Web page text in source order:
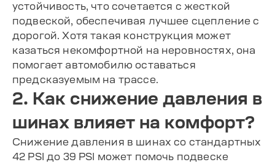
устойчивость, что сочетается с жесткой
подвеской, обеспечивая лучшее сцепление с
дорогой. Хотя такая конструкция может
казаться некомфортной на неровностях, она
помогает автомобилю оставаться
предсказуемым на трассе.
2. Как снижение давления в
шинах влияет на комфорт?
Снижение давления в шинах со стандартных
42 PSI до 39 PSI может помочь подвеске